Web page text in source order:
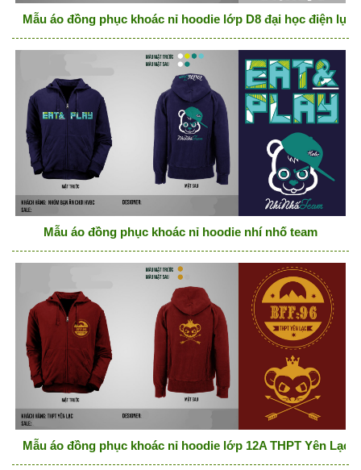
Mẫu áo đồng phục khoác nỉ hoodie lớp D8 đại học điện lực
Mẫu áo đồng phục khoác nỉ hoodie nhí nhố team
Mẫu áo đồng phục khoác nỉ hoodie lớp 12A THPT Yên Lạc